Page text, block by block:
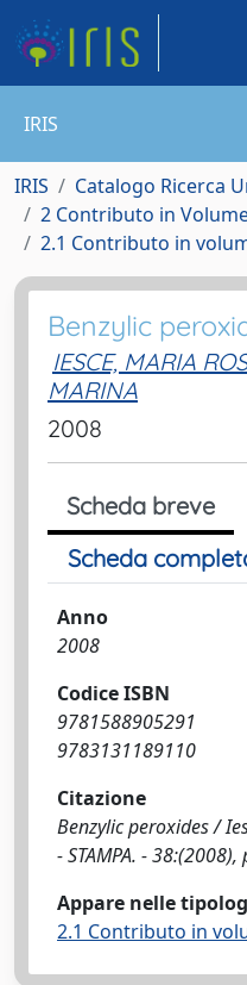
IRIS
IRIS
Catalogo Ricerca
2 Contributo in
2.1 Contributo in
Benzylic
IESCE, MARIA
MARINA
2008
Scheda breve
Scheda
Anno
2008
Codice ISBN
9781588905291
9783131189110
Citazione
Benzylic peroxides /
- STAMPA. -
Appare nelle
2.1 Contributo in